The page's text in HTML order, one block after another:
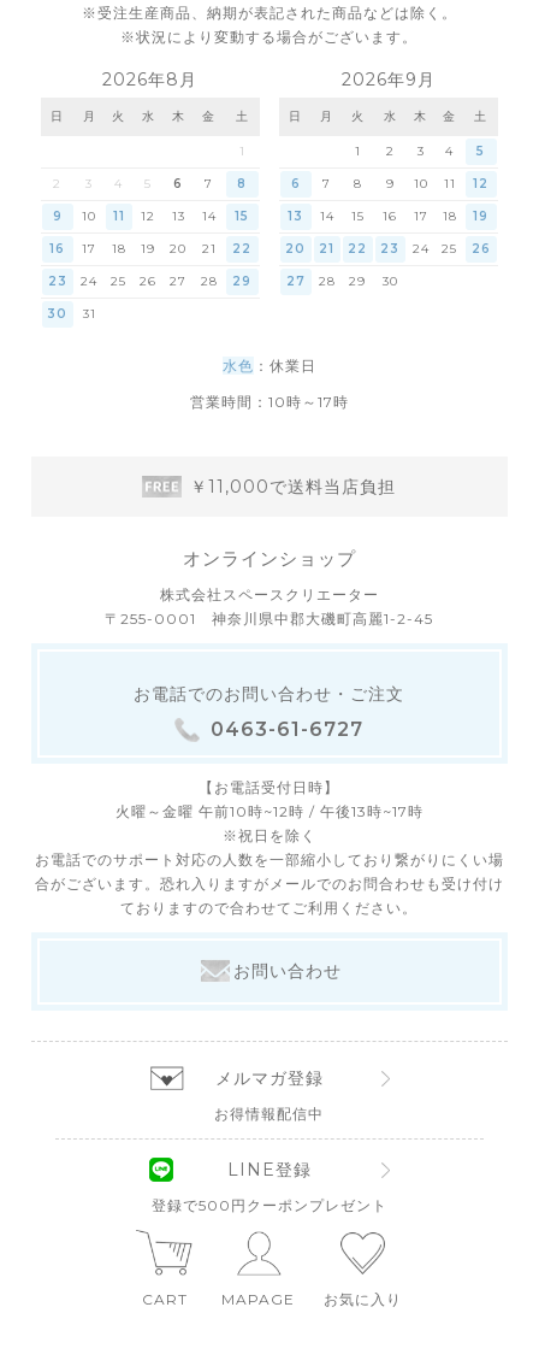
※受注生産商品、納期が表記された商品などは除く。
※状況により変動する場合がございます。
2026年8月
日 月 火 水 木 金 土
1
2 3 4 5 6 7 8
9 10 11 12 13 14 15
16 17 18 19 20 21 22
23 24 25 26 27 28 29
30 31
2026年9月
日 月 火 水 木 金 土
1 2 3 4 5
6 7 8 9 10 11 12
13 14 15 16 17 18 19
20 21 22 23 24 25 26
27 28 29 30
水色 ：休業日
営業時間：10時～17時
￥11,000で送料当店負担
オンラインショップ
株式会社スペースクリエーター
〒255-0001 神奈川県中郡大磯町高麗1-2-45
お電話でのお問い合わせ・ご注文
0463-61-6727
【お電話受付日時】
火曜～金曜 午前10時~12時 / 午後13時~17時
※祝日を除く
お電話でのサポート対応の人数を一部縮小しており繋がりにくい場
合がございます。恐れ入りますがメールでのお問合わせも受け付け
ておりますので合わせてご利用ください。
お問い合わせ
メルマガ登録
お得情報配信中
LINE登録
登録で500円クーポンプレゼント
CART MAPAGE お気に入り